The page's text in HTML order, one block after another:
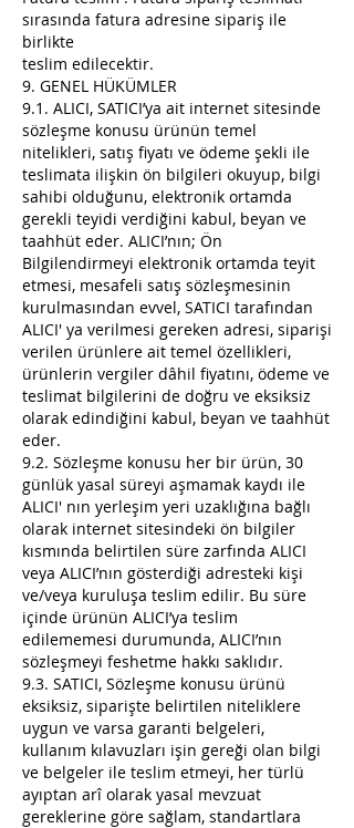
sırasında fatura adresine sipariş ile
birlikte
teslim edilecektir.
9. GENEL HÜKÜMLER
9.1. ALICI, SATICI’ya ait internet sitesinde
sözleşme konusu ürünün temel
nitelikleri, satış fiyatı ve ödeme şekli ile
teslimata ilişkin ön bilgileri okuyup, bilgi
sahibi olduğunu, elektronik ortamda
gerekli teyidi verdiğini kabul, beyan ve
taahhüt eder. ALICI’nın; Ön
Bilgilendirmeyi elektronik ortamda teyit
etmesi, mesafeli satış sözleşmesinin
kurulmasından evvel, SATICI tarafından
ALICI' ya verilmesi gereken adresi, siparişi
verilen ürünlere ait temel özellikleri,
ürünlerin vergiler dâhil fiyatını, ödeme ve
teslimat bilgilerini de doğru ve eksiksiz
olarak edindiğini kabul, beyan ve taahhüt
eder.
9.2. Sözleşme konusu her bir ürün, 30
günlük yasal süreyi aşmamak kaydı ile
ALICI' nın yerleşim yeri uzaklığına bağlı
olarak internet sitesindeki ön bilgiler
kısmında belirtilen süre zarfında ALICI
veya ALICI’nın gösterdiği adresteki kişi
ve/veya kuruluşa teslim edilir. Bu süre
içinde ürünün ALICI’ya teslim
edilememesi durumunda, ALICI’nın
sözleşmeyi feshetme hakkı saklıdır.
9.3. SATICI, Sözleşme konusu ürünü
eksiksiz, siparişte belirtilen niteliklere
uygun ve varsa garanti belgeleri,
kullanım kılavuzları işin gereği olan bilgi
ve belgeler ile teslim etmeyi, her türlü
ayıptan arî olarak yasal mevzuat
gereklerine göre sağlam, standartlara